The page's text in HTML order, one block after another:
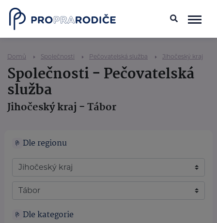
Domů Společnosti Pečovatelská služba Jihočeský kraj
Společnosti - Pečovatelská
služba
Jihočeský kraj - Tábor
Dle regionu
Dle kategorie